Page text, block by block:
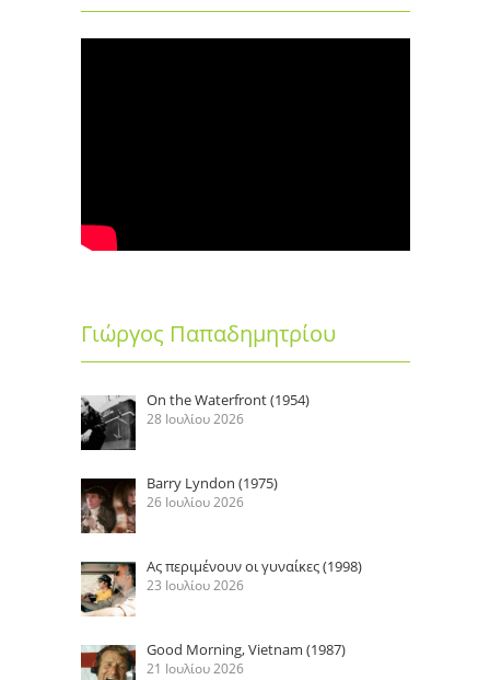
Γιώργος Παπαδημητρίου
On the Waterfront (1954)
28 Ιουλίου 2026
Barry Lyndon (1975)
26 Ιουλίου 2026
Ας περιμένουν οι γυναίκες (1998)
23 Ιουλίου 2026
Good Morning, Vietnam (1987)
21 Ιουλίου 2026